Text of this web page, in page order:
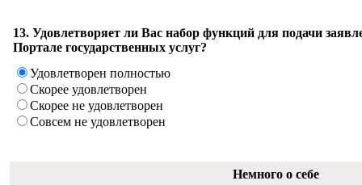
13. Удовлетворяет ли Вас набор функций для подачи
Портале государственных услуг?
Удовлетворен полностью
Скорее удовлетворен
Скорее не удовлетворен
Совсем не удовлетворен
Немного о себе